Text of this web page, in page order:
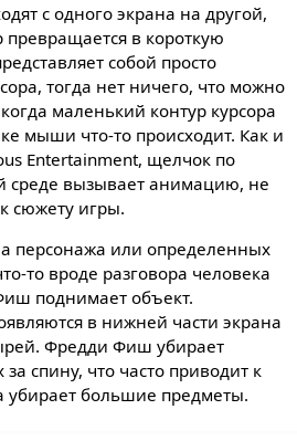
с одного экрана на другой,
превращается в короткую
собой просто
тогда нет ничего, что можно
маленький контур курсора
мыши что-то происходит. Как и
Entertainment, щелчок по
среде вызывает анимацию, не
сюжету игры.
персонажа или определенных
то вроде разговора человека
поднимает объект.
в нижней части экрана
Фредди Фиш убирает
спину, что часто приводит к
убирает большие предметы.